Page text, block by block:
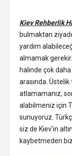
Kiev Rehberlik
bulmaktan
yardım
almamak gerekir.
halinde çok
arasında.
atlamamanız,
alabilmeniz için
sunuyoruz.
siz de Kiev’in
kaybetmeden